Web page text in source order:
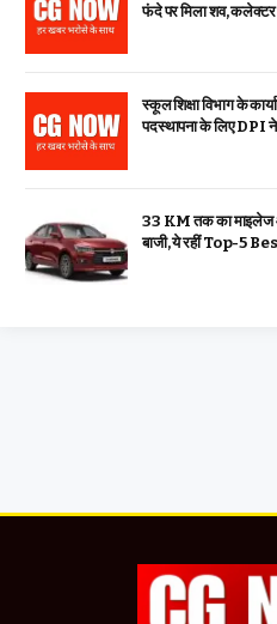
फंदे पर मिला शव, कलेक्टर
स्कूल शिक्षा विभाग के
पदस्थापना के लिए DPI ने
33 KM तक का माइलेज
बाजी, ये रहीं Top-5